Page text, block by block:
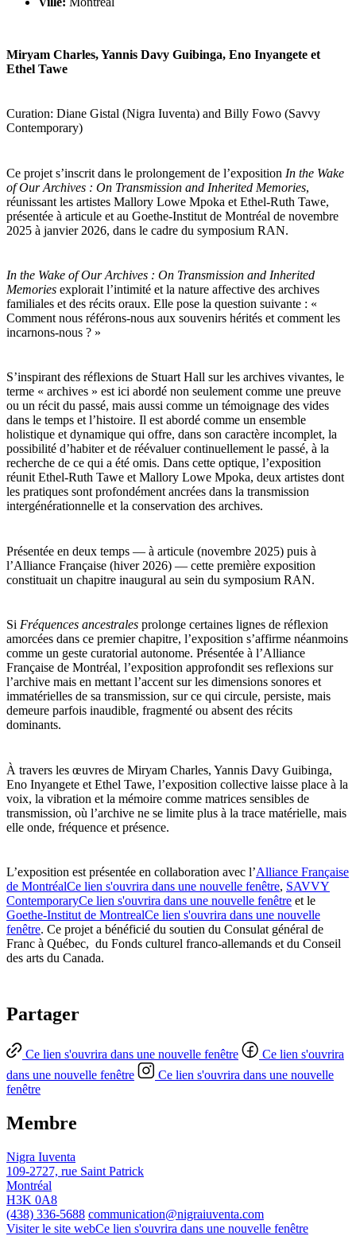
Miryam Charles, Yannis Davy Guibinga, Eno Inyangete et
Ethel Tawe
Curation: Diane Gistal (Nigra Iuventa) and Billy Fowo (Savvy
Contemporary)
Ce projet s’inscrit dans le prolongement de l’exposition In the Wake
of Our Archives : On Transmission and Inherited Memories,
réunissant les artistes Mallory Lowe Mpoka et Ethel-Ruth Tawe,
présentée à articule et au Goethe-Institut de Montréal de novembre
2025 à janvier 2026, dans le cadre du symposium RAN.
In the Wake of Our Archives : On Transmission and Inherited
Memories explorait l’intimité et la nature affective des archives
familiales et des récits oraux. Elle pose la question suivante : «
Comment nous référons-nous aux souvenirs hérités et comment les
incarnons-nous ? »
S’inspirant des réflexions de Stuart Hall sur les archives vivantes, le
terme « archives » est ici abordé non seulement comme une preuve
ou un récit du passé, mais aussi comme un témoignage des vides
dans le temps et l’histoire. Il est abordé comme un ensemble
holistique et dynamique qui offre, dans son caractère incomplet, la
possibilité d’habiter et de réévaluer continuellement le passé, à la
recherche de ce qui a été omis. Dans cette optique, l’exposition
réunit Ethel-Ruth Tawe et Mallory Lowe Mpoka, deux artistes dont
les pratiques sont profondément ancrées dans la transmission
intergénérationnelle et la conservation des archives.
Présentée en deux temps — à articule (novembre 2025) puis à
l’Alliance Française (hiver 2026) — cette première exposition
constituait un chapitre inaugural au sein du symposium RAN.
Si Fréquences ancestrales prolonge certaines lignes de réflexion
amorcées dans ce premier chapitre, l’exposition s’affirme néanmoins
comme un geste curatorial autonome. Présentée à l’Alliance
Française de Montréal, l’exposition approfondit ses reflexions sur
l’archive mais en mettant l’accent sur les dimensions sonores et
immatérielles de sa transmission, sur ce qui circule, persiste, mais
demeure parfois inaudible, fragmenté ou absent des récits
dominants.
À travers les œuvres de Miryam Charles, Yannis Davy Guibinga,
Eno Inyangete et Ethel Tawe, l’exposition collective laisse place à la
voix, la vibration et la mémoire comme matrices sensibles de
transmission, où l’archive ne se limite plus à la trace matérielle, mais
elle onde, fréquence et présence.
L’exposition est présentée en collaboration avec l’Alliance Française
de MontréalCe lien s'ouvrira dans une nouvelle fenêtre, SAVVY
ContemporaryCe lien s'ouvrira dans une nouvelle fenêtre et le
Goethe-Institut de MontrealCe lien s'ouvrira dans une nouvelle
fenêtre. Ce projet a bénéficié du soutien du Consulat général de
Franc à Québec, du Fonds culturel franco-allemands et du Conseil
des arts du Canada.
Partager
Ce lien s'ouvrira dans une nouvelle fenêtre
Ce lien s'ouvrira
dans une nouvelle fenêtre
Ce lien s'ouvrira dans une nouvelle
fenêtre
Membre
Nigra Iuventa
109-2727, rue Saint Patrick
Montréal
H3K 0A8
(438) 336-5688 communication@nigraiuventa.com
Visiter le site webCe lien s'ouvrira dans une nouvelle fenêtre